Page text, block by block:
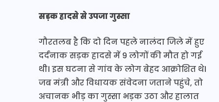
सड़क हादसे से उपजा गुस्सा
गौरतलब है कि दो दिन पहले नालंदा जिले में हुए
दर्दनाक सड़क हादसे में 9 लोगों की मौत हो गई
थी। इस घटना से गांव के लोग बेहद आक्रोशित थे।
जब मंत्री और विधायक संवेदना जताने पहुंचे, तो
अचानक भीड़ का गुस्सा भड़क उठा और हालात